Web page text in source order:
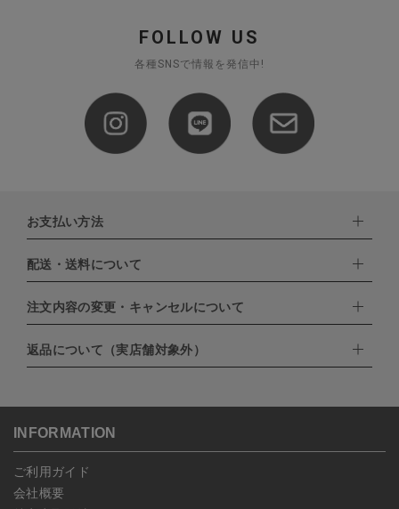
FOLLOW US
各種SNSで情報を発信中!
お支払い方法
下記お支払い方法よりお選びいただけます。
・クレジットカード（VISA,mastercard,JCB,AMERICAN
EXPRESS,Diners Club）
・PayPay
・NP後払い
配送・送料について
配達業者：日本郵便
北海道：1,400円
沖縄：1,400円
注文内容の変更・キャンセルについて
ご注文日当日から翌日のAM9:00までにご連絡頂いた場合はキャン
セルは可能です。
ンセルしていただいた後、ご希望の商品のみ再度ご注文お願いしま
予約商品など一部キャンセルが出来ない場合がございます。あらか
じめご了承ください。
返品について（実店舗対象外）
こちらよりご依頼ください。
INFORMATION
ご利用ガイド
会社概要